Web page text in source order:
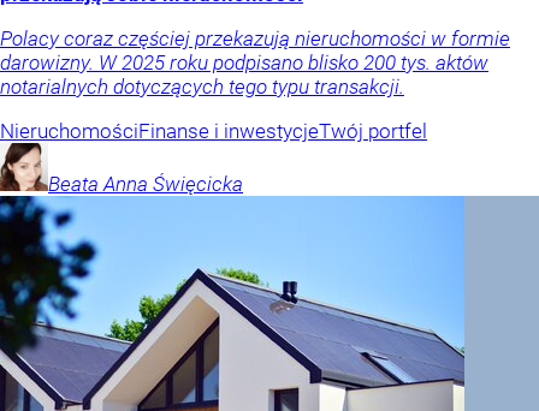
Polacy coraz częściej przekazują nieruchomości w formie
darowizny. W 2025 roku podpisano blisko 200 tys. aktów
notarialnych dotyczących tego typu transakcji.
NieruchomościFinanse i inwestycjeTwój portfel
Beata Anna Święcicka